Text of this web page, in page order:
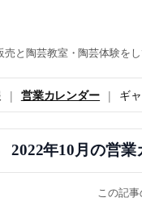
と陶芸教室・陶芸体験をし
営業カレンダー ギ
2022年10月の営
この記